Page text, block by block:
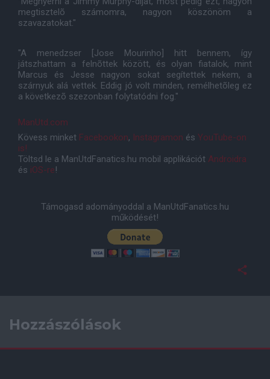
megtisztelõ számomra, nagyon köszönöm a
szavazatokat."
"A menedzser [Jose Mourinho] hitt bennem, így
játszhattam a felnõttek között, és olyan fiatalok, mint
Marcus és Jesse nagyon sokat segítettek nekem, a
szárnyuk alá vettek. Eddig jó volt minden, remélhetõleg ez
a következõ szezonban folytatódni fog."
ManUtd.com
Kövess minket Facebookon, Instagramon és YouTube-on
is!
Töltsd le a ManUtdFanatics.hu mobil applikációt Androidra
és iOS-re!
Támogasd adományoddal a ManUtdFanatics.hu
működését!
Hozzászólások